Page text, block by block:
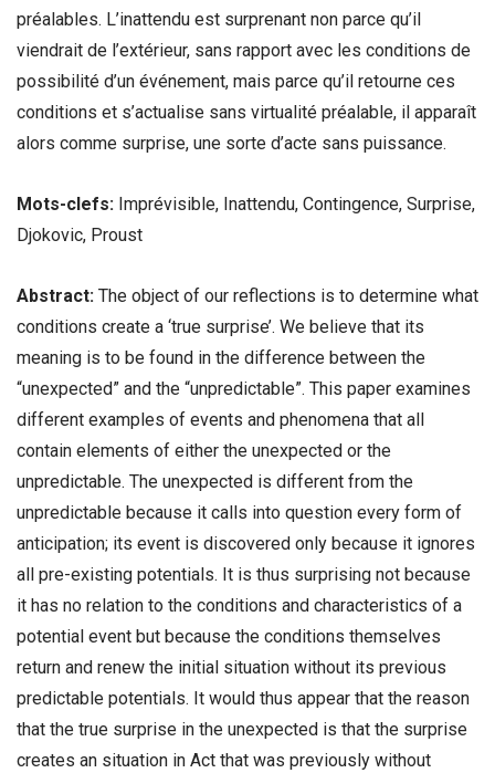
préalables. L’inattendu est surprenant non parce qu’il
viendrait de l’extérieur, sans rapport avec les conditions de
possibilité d’un événement, mais parce qu’il retourne ces
conditions et s’actualise sans virtualité préalable, il apparaît
alors comme surprise, une sorte d’acte sans puissance.
Mots-clefs: Imprévisible, Inattendu, Contingence, Surprise,
Djokovic, Proust
Abstract: The object of our reflections is to determine what
conditions create a ‘true surprise’. We believe that its
meaning is to be found in the difference between the
“unexpected” and the “unpredictable”. This paper examines
different examples of events and phenomena that all
contain elements of either the unexpected or the
unpredictable. The unexpected is different from the
unpredictable because it calls into question every form of
anticipation; its event is discovered only because it ignores
all pre-existing potentials. It is thus surprising not because
it has no relation to the conditions and characteristics of a
potential event but because the conditions themselves
return and renew the initial situation without its previous
predictable potentials. It would thus appear that the reason
that the true surprise in the unexpected is that the surprise
creates an situation in Act that was previously without